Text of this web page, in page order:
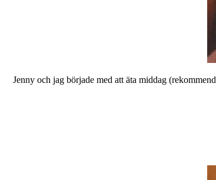
Jenny och jag började med att äta middag